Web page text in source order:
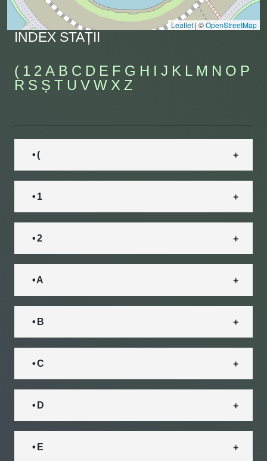
Leaflet | ©OpenStreetMap
INDEX STAȚII
( 1 2 A B C D E F G H I J K L M N O P
R S Ș T U V W X Z
• (
• 1
• 2
• A
• B
• C
• D
• E